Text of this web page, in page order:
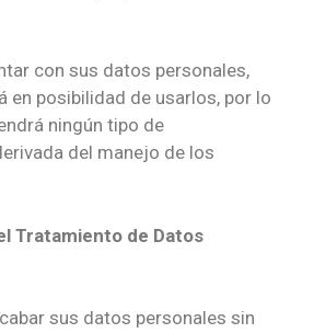
con sus datos personales,
en posibilidad de usarlos, por lo
ningún tipo de
del manejo de los
Tratamiento de Datos
sus datos personales sin